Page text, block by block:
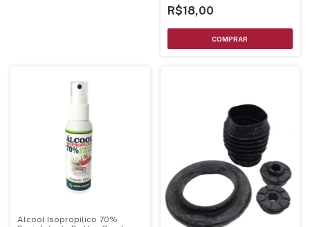
R$18,00
Alcool Isopropilico 70%